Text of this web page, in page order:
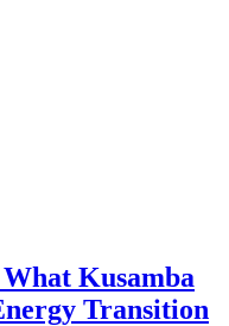
Kusamba
Transition